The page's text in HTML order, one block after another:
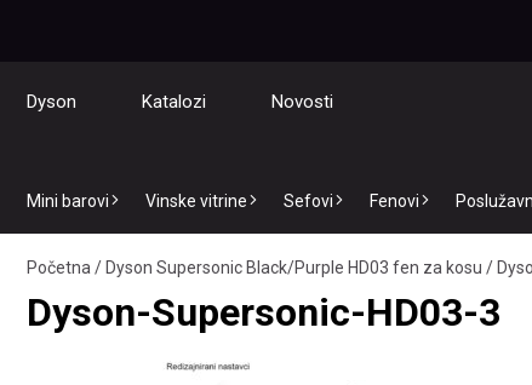
Dyson Katalozi Novosti
Mini barovi Vinske vitrine Sefovi Fenovi
Početna /Dyson Supersonic Black/Purple HD03 fen za kosu /
Dyson-Supersonic-HD03-3